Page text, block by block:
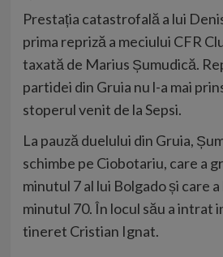
Prestația catastrofală a lui
prima repriză a meciului CFR
taxată de Marius Șumudică.
partidei din Gruia nu l-a mai
stoperul venit de la Sepsi.
La pauză duelului din Gruia,
schimbe pe Ciobotariu, care a
minutul 7 al lui Bolgado și care
minutul 70. În locul său a intrat
tineret Cristian Ignat.